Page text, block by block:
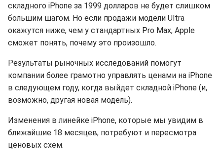
складного iPhone за 1999 долларов не будет слишком
большим шагом. Но если продажи модели Ultra
окажутся ниже, чем у стандартных Pro Max, Apple
сможет понять, почему это произошло.
Результаты рыночных исследований помогут
компании более грамотно управлять ценами на iPhone
в следующем году, когда выйдет складной iPhone (и,
возможно, другая новая модель).
Изменения в линейке iPhone, которые мы увидим в
ближайшие 18 месяцев, потребуют и пересмотра
ценовых схем.